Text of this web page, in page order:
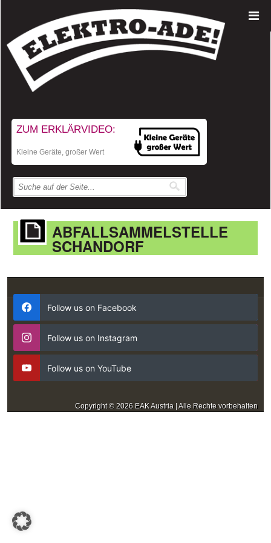
ZUM ERKLÄRVIDEO:
Kleine Geräte, großer Wert
ABFALLSAMMELSTELLE
SCHANDORF
Follow us on Facebook
Follow us on Instagram
Follow us on YouTube
Copyright © 2026 EAK Austria | Alle Rechte vorbehalten